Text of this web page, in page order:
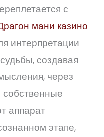
с
мани казино
интерпретации
создавая
через
аппарат
этапе,